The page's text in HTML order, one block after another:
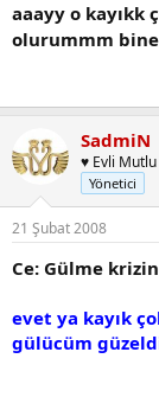
aaayy o kayıkk
olurummm
SadmiN
♥ Evli
Yönetici
21 Şubat 2008
Ce: Gülme
evet ya kayık
gülücüm